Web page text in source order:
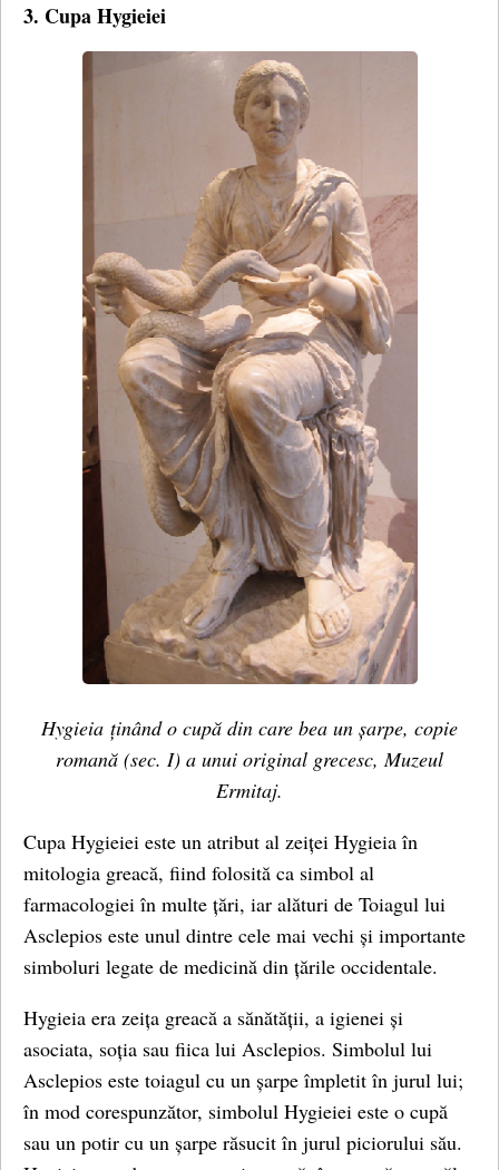
3. Cupa Hygieiei
Hygieia ținând o cupă din care bea un șarpe, copie
romană (sec. I) a unui original grecesc, Muzeul
Ermitaj.
Cupa Hygieiei este un atribut al zeiței Hygieia în
mitologia greacă, fiind folosită ca simbol al
farmacologiei în multe țări, iar alături de Toiagul lui
Asclepios este unul dintre cele mai vechi și importante
simboluri legate de medicină din țările occidentale.
Hygieia era zeița greacă a sănătății, a igienei și
asociata, soția sau fiica lui Asclepios. Simbolul lui
Asclepios este toiagul cu un șarpe împletit în jurul lui;
în mod corespunzător, simbolul Hygieiei este o cupă
sau un potir cu un șarpe răsucit în jurul piciorului său.